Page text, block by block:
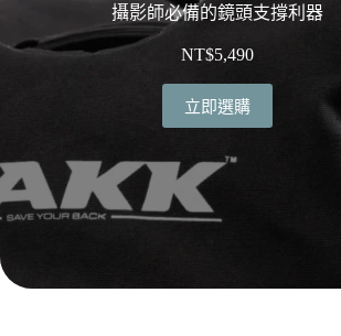
攝影師必備的鏡頭支撐利器
NT$5,490
立即選購